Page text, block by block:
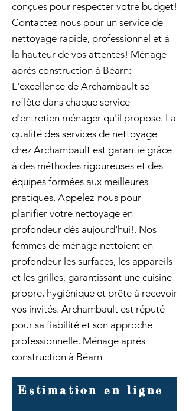
conçues pour respecter votre budget!
Contactez-nous pour un service de
nettoyage rapide, professionnel et à
la hauteur de vos attentes! Ménage
aprés construction à Béarn:
L'excellence de Archambault se
reflète dans chaque service
d'entretien ménager qu'il propose. La
qualité des services de nettoyage
chez Archambault est garantie grâce
à des méthodes rigoureuses et des
équipes formées aux meilleures
pratiques. Appelez-nous pour
planifier votre nettoyage en
profondeur dès aujourd'hui!. Nos
femmes de ménage nettoient en
profondeur les surfaces, les appareils
et les grilles, garantissant une cuisine
propre, hygiénique et prête à recevoir
vos invités. Archambault est réputé
pour sa fiabilité et son approche
professionnelle. Ménage aprés
construction à Béarn
Estimation en ligne